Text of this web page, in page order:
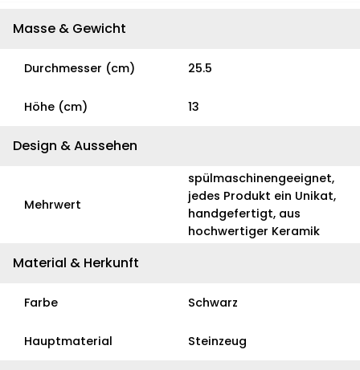
Masse & Gewicht
Durchmesser (cm) 25.5
Höhe (cm) 13
Design & Aussehen
Mehrwert
spülmaschinengeeignet,
jedes Produkt ein Unikat,
handgefertigt, aus
hochwertiger Keramik
Material & Herkunft
Farbe Schwarz
Hauptmaterial Steinzeug